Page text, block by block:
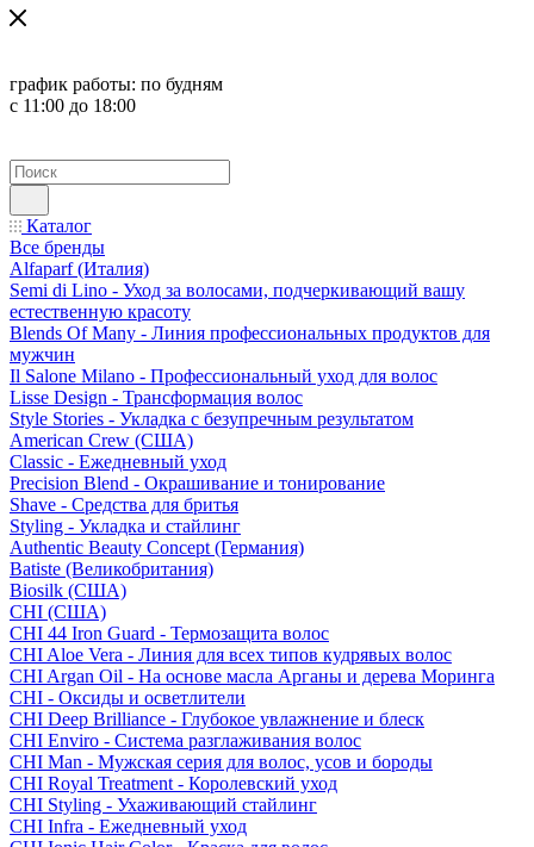
график работы: по будням
с 11:00 до 18:00
Каталог
Все бренды
Alfaparf (Италия)
Semi di Lino - Уход за волосами, подчеркивающий вашу
естественную красоту
Blends Of Many - Линия профессиональных продуктов для
мужчин
Il Salone Milano - Профессиональный уход для волос
Lisse Design - Трансформация волос
Style Stories - Укладка с безупречным результатом
American Crew (США)
Classic - Ежедневный уход
Precision Blend - Окрашивание и тонирование
Shave - Средства для бритья
Styling - Укладка и стайлинг
Authentic Beauty Concept (Германия)
Batiste (Великобритания)
Biosilk (США)
CHI (США)
CHI 44 Iron Guard - Термозащита волос
CHI Aloe Vera - Линия для всех типов кудрявых волос
CHI Argan Oil - На основе масла Арганы и дерева Моринга
CHI - Оксиды и осветлители
CHI Deep Brilliance - Глубокое увлажнение и блеск
CHI Enviro - Система разглаживания волос
CHI Man - Мужская серия для волос, усов и бороды
CHI Royal Treatment - Королевский уход
CHI Styling - Ухаживающий стайлинг
CHI Infra - Ежедневный уход